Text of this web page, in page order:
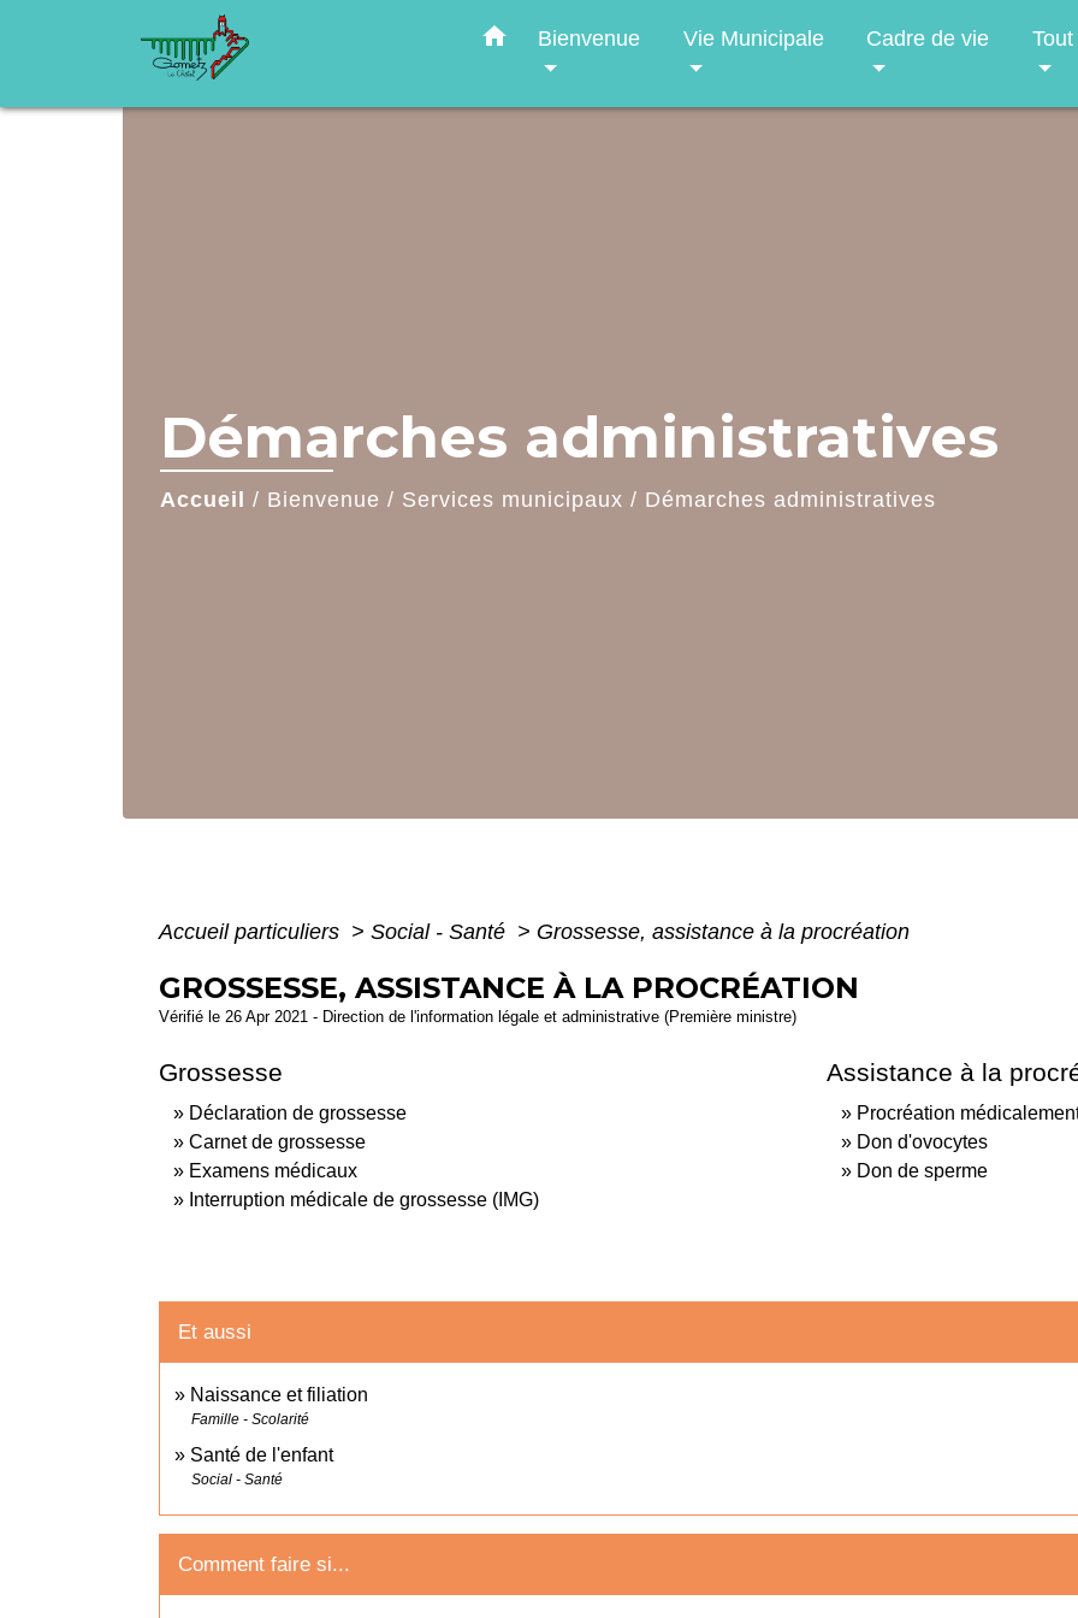
home Bienvenue Vie Municipale Cadre de vie
Démarches administratives
Accueil / Bienvenue / Services municipaux / Démarches administratives
Accueil particuliers > Social - Santé > Grossesse, assistance à la procréation
GROSSESSE, ASSISTANCE À LA PROCRÉATION
Vérifié le 26 Apr 2021 - Direction de l'information légale et administrative (Première ministre)
Grossesse
Déclaration de grossesse
Carnet de grossesse
Examens médicaux
Interruption médicale de grossesse (IMG)
Assistance à la
Procréation
Don d'ovocytes
Don de sperme
Et aussi
Naissance et filiation
Famille - Scolarité
Santé de l'enfant
Social - Santé
Comment faire si...